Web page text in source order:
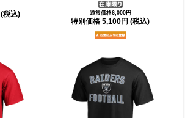
(税込) 通常価格6,000円
特別価格 5,100円 (税込)